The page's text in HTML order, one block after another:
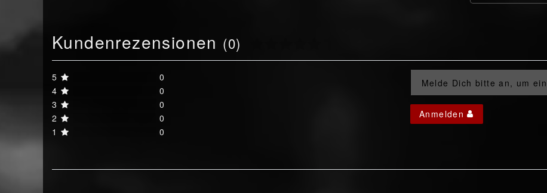
Kundenrezensionen (0)
5
0
4
0
3
0
2
0
1
0
Melde Dich bitte an, um
Anmelden